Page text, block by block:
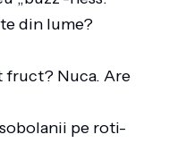
din lume?
fruct? Nuca. Are
pe roti-